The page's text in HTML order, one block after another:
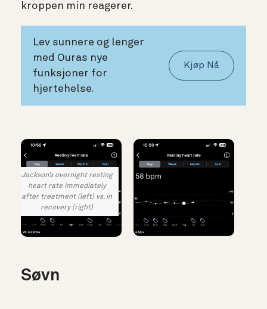
kroppen min reagerer.
Lev sunnere og lenger
med Ouras nye
funksjoner for
hjertehelse.
Kjøp Nå
Jackson’s overnight resting
heart rate immediately
after treatment (left) vs. in
recovery (right)
Søvn